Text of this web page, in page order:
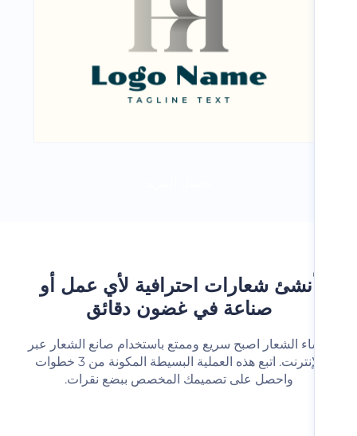
شعارات احترافية لأي عمل أو
صناعة في غضون دقائق
الشعار اصبح سريع وممتع باستخدام صانع الشعار عبر
الإنترنت. اتبع هذه العملية البسيطة المكونة من 3 خطوات
واحصل على تصميمك المخصص ببضع نقرات.‬